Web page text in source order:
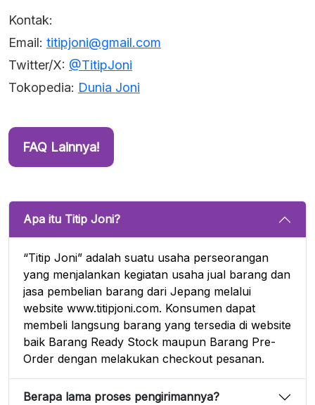
Kontak:
Email: titipjoni@gmail.com
Twitter/X: @TitipJoni
Tokopedia: Dunia Joni
FAQ Lainnya!
Apa itu Titip Joni?
“Titip Joni” adalah suatu usaha perseorangan
yang menjalankan kegiatan usaha jual barang dan
jasa pembelian barang dari Jepang melalui
website www.titipjoni.com. Konsumen dapat
membeli langsung barang yang tersedia di website
baik Barang Ready Stock maupun Barang Pre-
Order dengan melakukan checkout pesanan.
Berapa lama proses pengirimannya?